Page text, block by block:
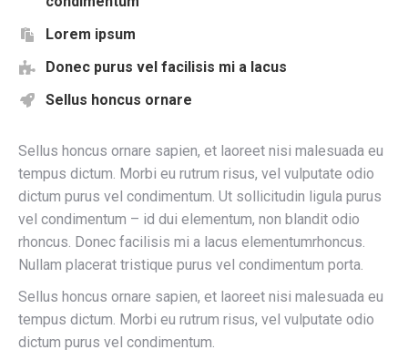
Lorem ipsum
Donec purus vel facilisis mi a lacus
Sellus honcus ornare
Sellus honcus ornare sapien, et laoreet nisi malesuada eu
tempus dictum. Morbi eu rutrum risus, vel vulputate odio
dictum purus vel condimentum. Ut sollicitudin ligula purus
vel condimentum – id dui elementum, non blandit odio
rhoncus. Donec facilisis mi a lacus elementumrhoncus.
Nullam placerat tristique purus vel condimentum porta.
Sellus honcus ornare sapien, et laoreet nisi malesuada eu
tempus dictum. Morbi eu rutrum risus, vel vulputate odio
dictum purus vel condimentum.